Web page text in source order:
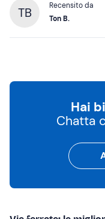
TB
Recensito da
Ton B.
Hai
Chatta